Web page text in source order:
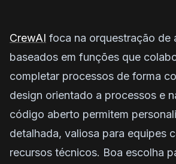
CrewAI foca na orquestração de
baseados em funções que
completar processos de forma
design orientado a processos e
código aberto permitem
detalhada, valiosa para equipes
recursos técnicos. Boa escolha